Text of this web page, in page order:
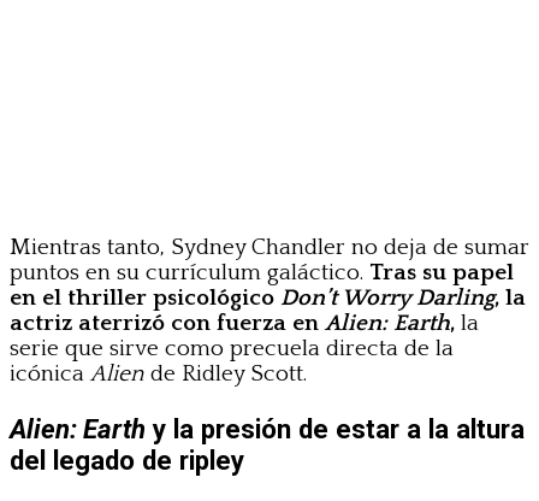
Mientras tanto, Sydney Chandler no deja de sumar
puntos en su currículum galáctico. Tras su papel
en el thriller psicológico Don’t Worry Darling, la
actriz aterrizó con fuerza enAlien: Earth, la
serie que sirve como precuela directa de la
icónicaAlien de Ridley Scott.
Alien: Earth y la presión de estar a la altura
del legado de ripley